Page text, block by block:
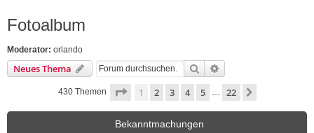
Fotoalbum
Moderator: orlando
Neues Thema Suche
430 Themen Seite 1von 22
1 2 3 4 5 … 22
Bekanntmachungen